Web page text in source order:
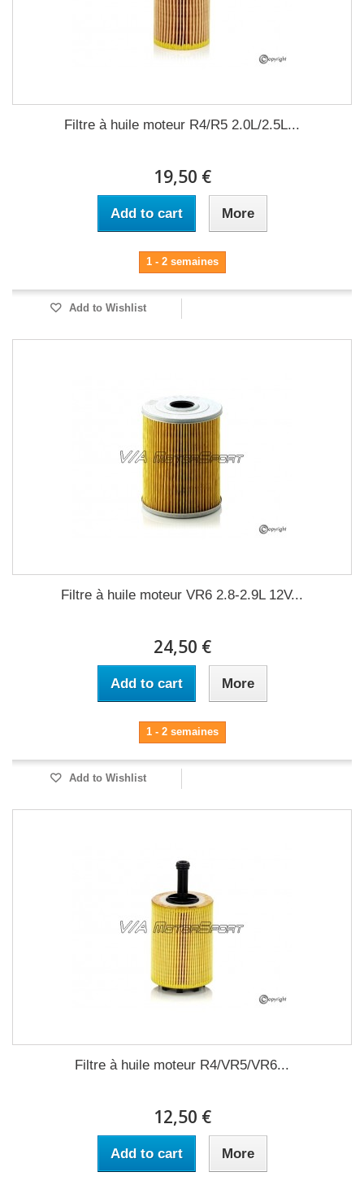
Filtre à huile moteur R4/R5 2.0L/2.5L...
19,50 €
Add to cart More
1 - 2 semaines
Add to Wishlist
Filtre à huile moteur VR6 2.8-2.9L 12V...
24,50 €
Add to cart More
1 - 2 semaines
Add to Wishlist
Filtre à huile moteur R4/VR5/VR6...
12,50 €
Add to cart More